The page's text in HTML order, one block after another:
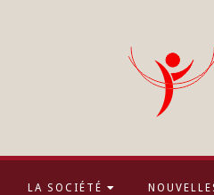
LA SOCIÉTÉ